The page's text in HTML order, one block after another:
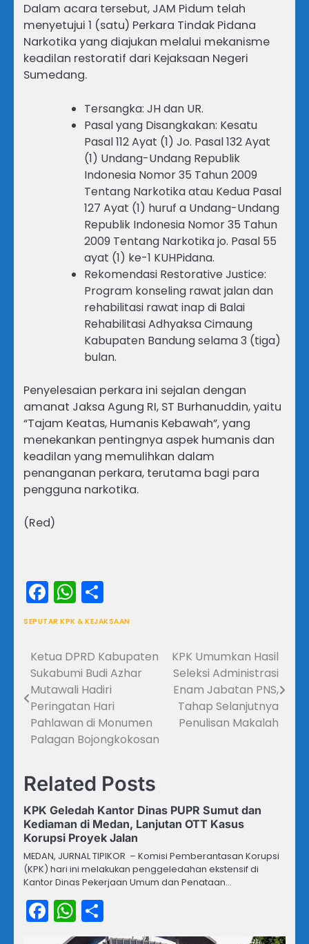
Dalam acara tersebut, JAM Pidum telah
menyetujui 1 (satu) Perkara Tindak Pidana
Narkotika yang diajukan melalui mekanisme
keadilan restoratif dari Kejaksaan Negeri
Sumedang.
Tersangka: JH dan UR.
Pasal yang Disangkakan: Kesatu
Pasal 112 Ayat (1) Jo. Pasal 132 Ayat
(1) Undang-Undang Republik
Indonesia Nomor 35 Tahun 2009
Tentang Narkotika atau Kedua Pasal
127 Ayat (1) huruf a Undang-Undang
Republik Indonesia Nomor 35 Tahun
2009 Tentang Narkotika jo. Pasal 55
ayat (1) ke-1 KUHPidana.
Rekomendasi Restorative Justice:
Program konseling rawat jalan dan
rehabilitasi rawat inap di Balai
Rehabilitasi Adhyaksa Cimaung
Kabupaten Bandung selama 3 (tiga)
bulan.
Penyelesaian perkara ini sejalan dengan
amanat Jaksa Agung RI, ST Burhanuddin, yaitu
“Tajam Keatas, Humanis Kebawah”, yang
menekankan pentingnya aspek humanis dan
keadilan yang memulihkan dalam
penanganan perkara, terutama bagi para
pengguna narkotika.
(Red)
Facebook
WhatsApp
SEPUTAR KPK & KEJAKSAAN
Navigasi
pos
Ketua DPRD Kabupaten
Sukabumi Budi Azhar
Mutawali Hadiri
Peringatan Hari
Pahlawan di Monumen
Palagan Bojongkokosan
KPK Umumkan Hasil
Seleksi Administrasi
Enam Jabatan PNS,
Tahap Selanjutnya
Penulisan Makalah
Related Posts
KPK Geledah Kantor Dinas PUPR Sumut dan
Kediaman di Medan, Lanjutan OTT Kasus
Korupsi Proyek Jalan
MEDAN, JURNAL TIPIKOR – Komisi Pemberantasan Korupsi
(KPK) hari ini melakukan penggeledahan ekstensif di
Kantor Dinas Pekerjaan Umum dan Penataan…
Facebook
WhatsApp